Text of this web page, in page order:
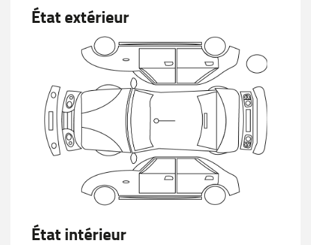
État extérieur
État intérieur